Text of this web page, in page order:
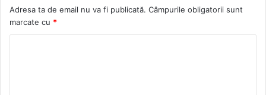
Adresa ta de email nu va fi publicată. Câmpurile obligatorii sunt
marcate cu *